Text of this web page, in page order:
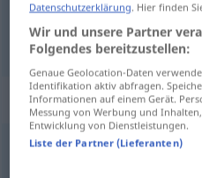
(Spiel)Bankf bancano
„banca“:
banca [ˈbɜ̃kɜ]f
Datenschutzerklärung . Hier finden
Wir und unsere Partner
Folgendes bereitzustellen:
Genaue Geolocation-Daten
Identifikation aktiv abfragen.
Informationen auf einem Gerät.
Messung von Werbung und
Entwicklung von Dienstleistungen.
Liste der Partner (Lieferanten)